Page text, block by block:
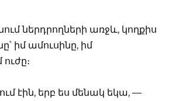
ներդրողների առջև, կողքիս
իմ ամուսինը, իմ
ուժը։
էին, երբ ես մենակ եկա, —